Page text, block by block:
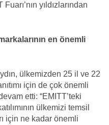
yıldızlarından
en önemli
ülkemizden 25 il ve 22
için de çok önemli
etti: “EMITT’teki
ülkemizi temsil
için ne kadar önemli